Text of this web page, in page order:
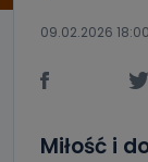
09.02.2026 18:00
Miłość i